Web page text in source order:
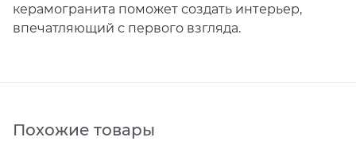
керамогранита поможет создать интерьер,
впечатляющий с первого взгляда.
Похожие товары